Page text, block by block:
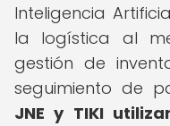
Inteligencia
la logística al
gestión de
seguimiento de
JNE y TIKI